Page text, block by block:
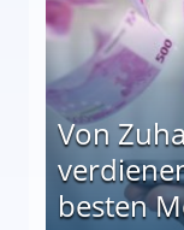
Von
besten